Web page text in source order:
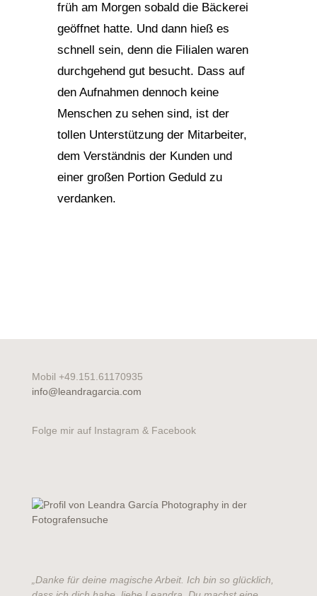
früh am Morgen sobald die Bäckerei
geöffnet hatte. Und dann hieß es
schnell sein, denn die Filialen waren
durchgehend gut besucht. Dass auf
den Aufnahmen dennoch keine
Menschen zu sehen sind, ist der
tollen Unterstützung der Mitarbeiter,
dem Verständnis der Kunden und
einer großen Portion Geduld zu
verdanken.
Mobil +49.151.61170935
info@leandragarcia.com
Folge mir auf Instagram & Facebook
„Danke für deine magische Arbeit. Ich bin so glücklich,